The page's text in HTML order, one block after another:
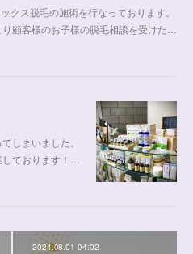
クス脱毛の施術を行なっております。
顧客様のお子様の脱毛相談を受けた…
しまいました。
ております！…
2024.08.01 04:02